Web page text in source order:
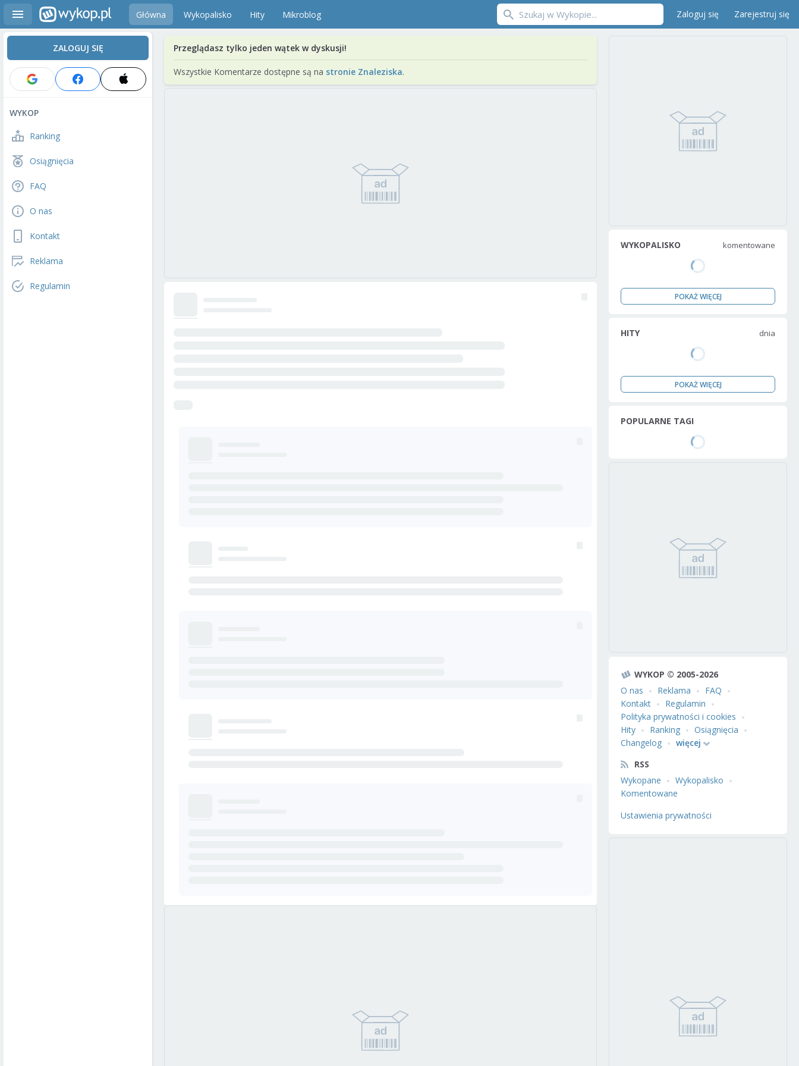
Główna Wykopalisko Hity Mikroblog Zaloguj się Zarejestruj się
ZALOGUJ SIĘ
WYKOP
Ranking
Osiągnięcia
FAQ
O nas
Kontakt
Reklama
Regulamin
Przeglądasz tylko jeden wątek w dyskusji!
Wszystkie Komentarze dostępne są na stronie Znaleziska.
WYKOPALISKO komentowane
POKAŻ WIĘCEJ
HITY dnia
POKAŻ WIĘCEJ
POPULARNE TAGI
WYKOP © 2005-2026
O nas
Reklama
FAQ
Kontakt
Regulamin
Polityka prywatności i cookies
Hity
Ranking
Osiągnięcia
Changelog
więcej
RSS
Wykopane
Wykopalisko
Komentowane
Ustawienia prywatności